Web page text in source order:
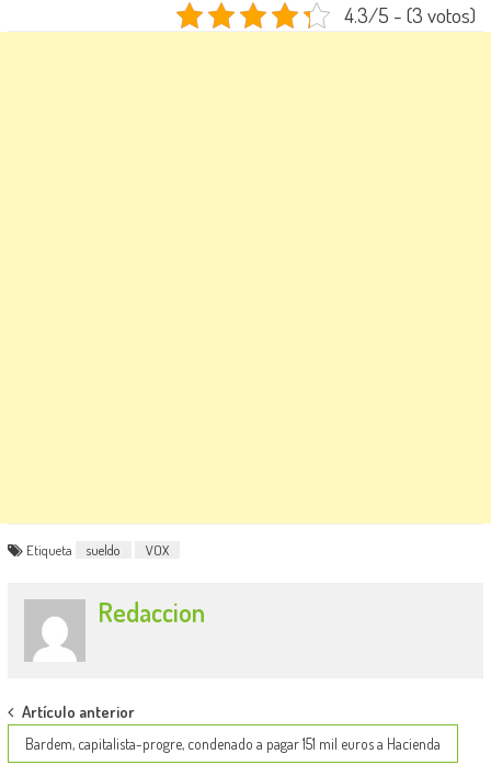
4.3/5 - (3 votos)
Etiqueta sueldo VOX
Redaccion
Post
navigation
Artículo anterior
Bardem, capitalista-progre, condenado a pagar 151 mil euros a Hacienda